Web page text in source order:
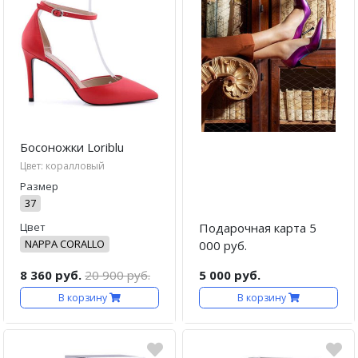
Босоножки Loriblu
Цвет: коралловый
Размер
37
Цвет
NAPPA CORALLO
8 360 руб. 20 900 руб.
В корзину
Подарочная карта 5
000 руб.
5 000 руб.
В корзину
Кеды
Полусапоги
Сапоги
Женская обувь со скидкой
Казаки
Сандалии
Угги
Балетки